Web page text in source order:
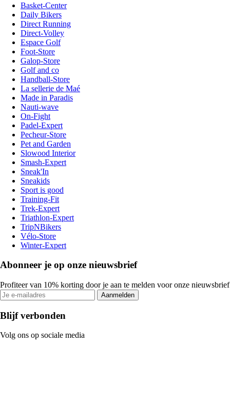
Basket-Center
Daily Bikers
Direct Running
Direct-Volley
Espace Golf
Foot-Store
Galop-Store
Golf and co
Handball-Store
La sellerie de Maé
Made in Paradis
Nauti-wave
On-Fight
Padel-Expert
Pecheur-Store
Pet and Garden
Slowood Interior
Smash-Expert
Sneak'In
Sneakids
Sport is good
Training-Fit
Trek-Expert
Triathlon-Expert
TripNBikers
Vélo-Store
Winter-Expert
Abonneer je op onze nieuwsbrief
Profiteer van 10% korting door je aan te melden voor onze nieuwsbrief
Aanmelden
Blijf verbonden
Volg ons op sociale media